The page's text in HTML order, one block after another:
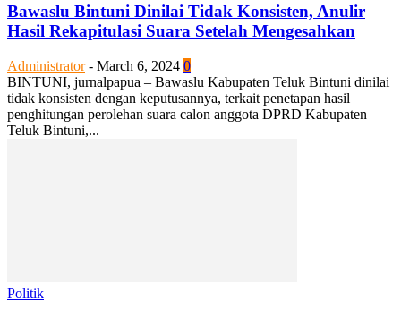
Bawaslu Bintuni Dinilai Tidak Konsisten, Anulir
Hasil Rekapitulasi Suara Setelah Mengesahkan
Administrator - March 6, 2024 0
BINTUNI, jurnalpapua – Bawaslu Kabupaten Teluk Bintuni dinilai
tidak konsisten dengan keputusannya, terkait penetapan hasil
penghitungan perolehan suara calon anggota DPRD Kabupaten
Teluk Bintuni,...
Politik